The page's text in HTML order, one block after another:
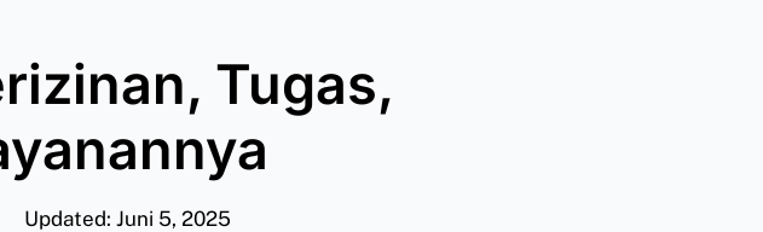
Tugas,
Updated: Juni 5, 2025